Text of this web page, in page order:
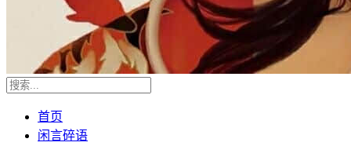
首页
闲言碎语